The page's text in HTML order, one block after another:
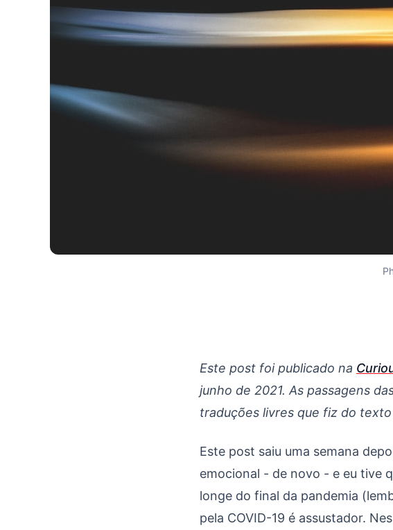
Gestão da energia dos times
Este post foi publicado na
junho de 2021. As passagens
traduções livres que fiz do texto
Este post saiu uma semana
emocional - de novo - e eu tive
longe do final da pandemia
pela COVID-19 é assustador.